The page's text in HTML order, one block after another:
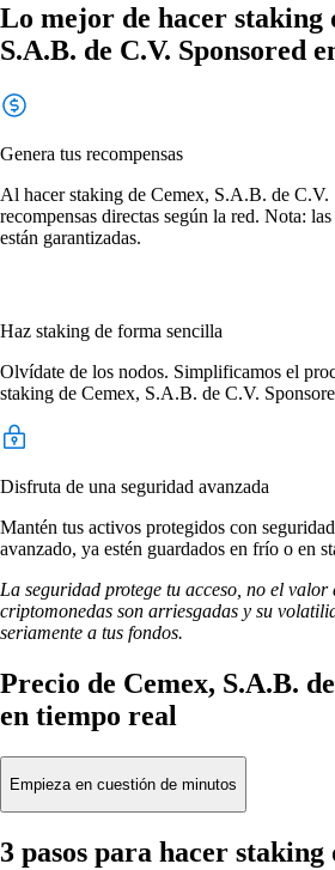
Lo mejor de hacer staking
S.A.B. de C.V. Sponsored
Genera tus recompensas
Al hacer staking de Cemex, S.A.B. de C.V.
recompensas directas según la red. Nota:
están garantizadas.
Haz staking de forma sencilla
Olvídate de los nodos. Simplificamos el
staking de Cemex, S.A.B. de C.V.
Disfruta de una seguridad avanzada
Mantén tus activos protegidos con
avanzado, ya estén guardados en frío o en
La seguridad protege tu acceso, no el valor
criptomonedas son arriesgadas y su
seriamente a tus fondos.
Precio de Cemex, S.A.B.
en tiempo real
Empieza en cuestión de minutos
3 pasos para hacer staking